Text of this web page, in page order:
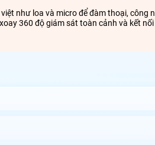
như loa và micro để đàm thoại,
360 độ giám sát toàn cảnh và kết